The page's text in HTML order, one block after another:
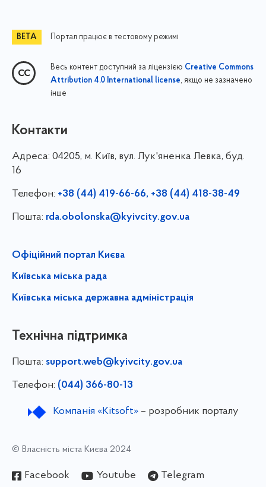
Портал працює в тестовому режимі
Весь контент доступний за ліцензією Creative Commons
Attribution 4.0 International license, якщо не зазначено
інше
Контакти
Адреса: 04205, м. Київ, вул. Лук'яненка Левка, буд.
16
Телефон: +38 (44) 419-66-66, +38 (44) 418-38-49
Пошта: rda.obolonska@kyivcity.gov.ua
Офіційний портал Києва
Київська міська рада
Київська міська державна адміністрація
Технічна підтримка
Пошта: support.web@kyivcity.gov.ua
Телефон: (044) 366-80-13
Компанія «Kitsoft»– розробник порталу
© Власність міста Києва 2024
Facebook Youtube
Telegram